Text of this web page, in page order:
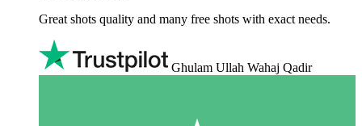
Great shots quality and many free shots with exact needs.
Ghulam Ullah Wahaj Qadir